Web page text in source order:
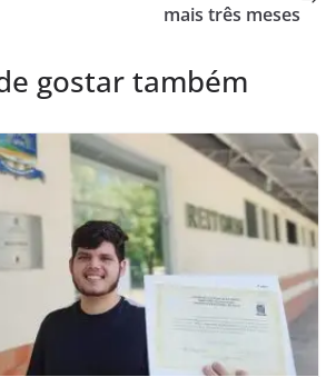
mais três meses
gostar também